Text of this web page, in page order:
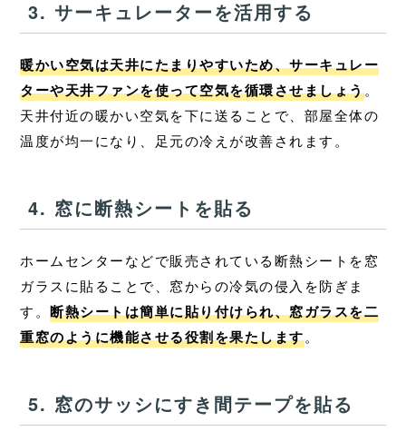
3. サーキュレーターを活用する
暖かい空気は天井にたまりやすいため、サーキュレー
ターや天井ファンを使って空気を循環させましょう。
天井付近の暖かい空気を下に送ることで、部屋全体の
温度が均一になり、足元の冷えが改善されます。
4. 窓に断熱シートを貼る
ホームセンターなどで販売されている断熱シートを窓
ガラスに貼ることで、窓からの冷気の侵入を防ぎま
す。断熱シートは簡単に貼り付けられ、窓ガラスを二
重窓のように機能させる役割を果たします。
5. 窓のサッシにすき間テープを貼る